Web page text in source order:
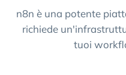
n8n è una potente
richiede
tuoi